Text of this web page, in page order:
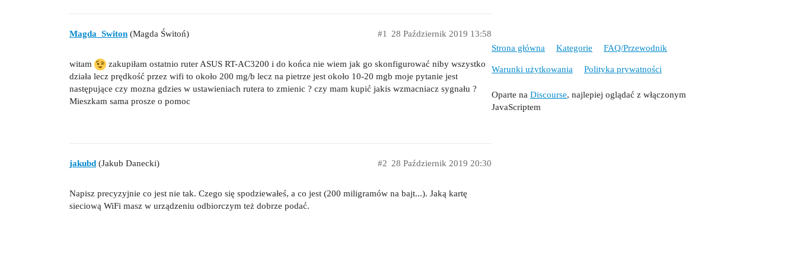
Magda_Switon (Magda Świtoń) 28 Październik 2019 13:58
#1
witam
zakupiłam ostatnio ruter ASUS RT-AC3200 i do końca nie wiem jak go skonfigurować niby wszystko
działa lecz prędkość przez wifi to około 200 mg/b lecz na pietrze jest około 10-20 mgb moje pytanie jest
następujące czy mozna gdzies w ustawieniach rutera to zmienic ? czy mam kupić jakis wzmacniacz sygnału ?
Mieszkam sama prosze o pomoc
jakubd (Jakub Danecki) 28 Październik 2019 20:30
#2
Napisz precyzyjnie co jest nie tak. Czego się spodziewałeś, a co jest (200 miligramów na bajt...). Jaką kartę
sieciową WiFi masz w urządzeniu odbiorczym też dobrze podać.
Strona główna Kategorie FAQ/Przewodnik
Warunki użytkowania Polityka prywatności
Oparte na Discourse, najlepiej oglądać z włączonym
JavaScriptem